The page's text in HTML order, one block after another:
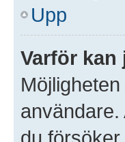
Upp
Varför
du